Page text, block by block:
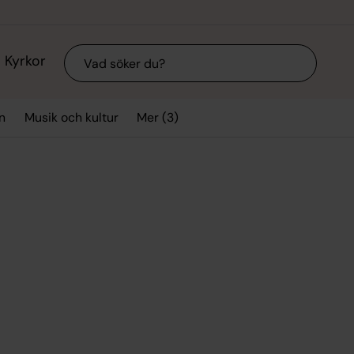
Kyrkor Sök
Musik och kultur Mer (3)